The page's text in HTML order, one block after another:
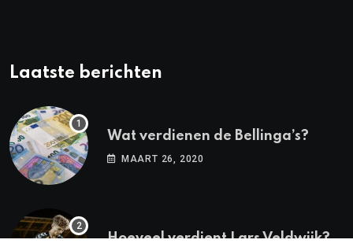
Laatste berichten
Wat verdienen de Bellinga’s?
MAART 26, 2020
Hoeveel verdient Lars Veldwijk?